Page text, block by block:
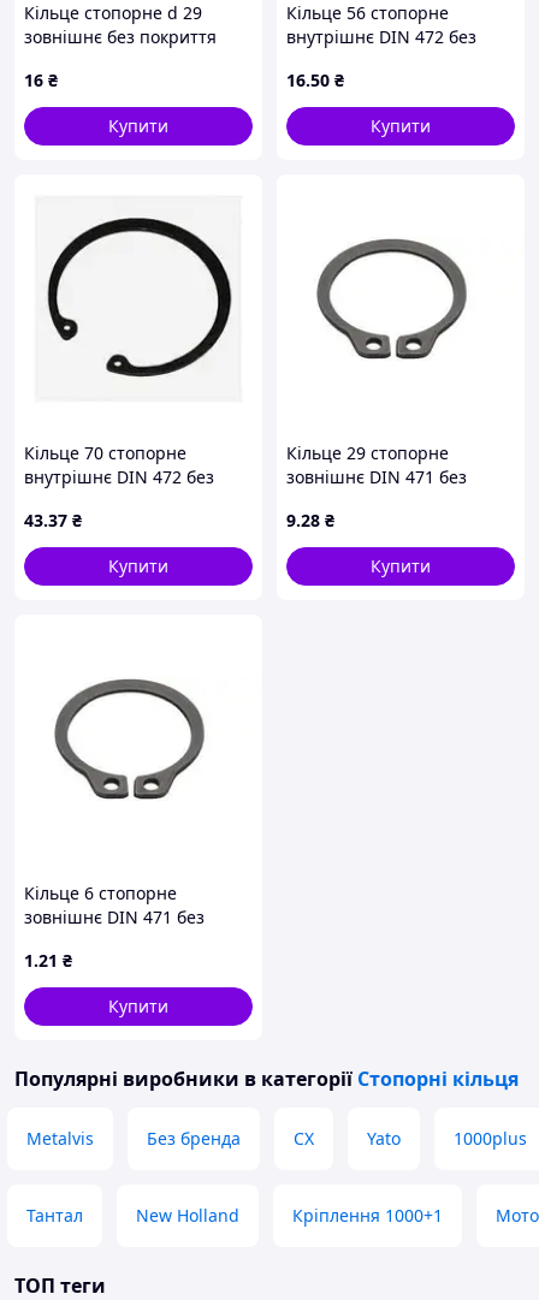
Кільце стопорне d 29
зовнішнє без покриття
16 ₴
Купити
Кільце 56 стопорне
внутрішнє DIN 472 без
16.50 ₴
Купити
Кільце 70 стопорне
внутрішнє DIN 472 без
43.37 ₴
Купити
Кільце 29 стопорне
зовнішнє DIN 471 без
9.28 ₴
Купити
Кільце 6 стопорне
зовнішнє DIN 471 без
1.21 ₴
Купити
Популярні виробники в категорії Стопорні кільця
Metalvis Без бренда CX Yato 1000plus
Тантал New Holland Кріплення 1000+1
ТОП теги